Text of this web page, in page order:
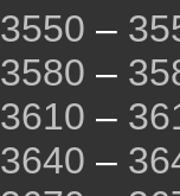
3550 –
3580 –
3610 –
3640 –